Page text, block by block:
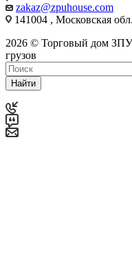
zakaz@zpuhouse.com
141004 , Московская
2026 © Торговый дом ЗПУ
грузов
Найти